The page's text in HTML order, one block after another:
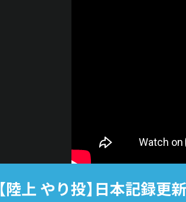
【陸上 やり投】日本記録更